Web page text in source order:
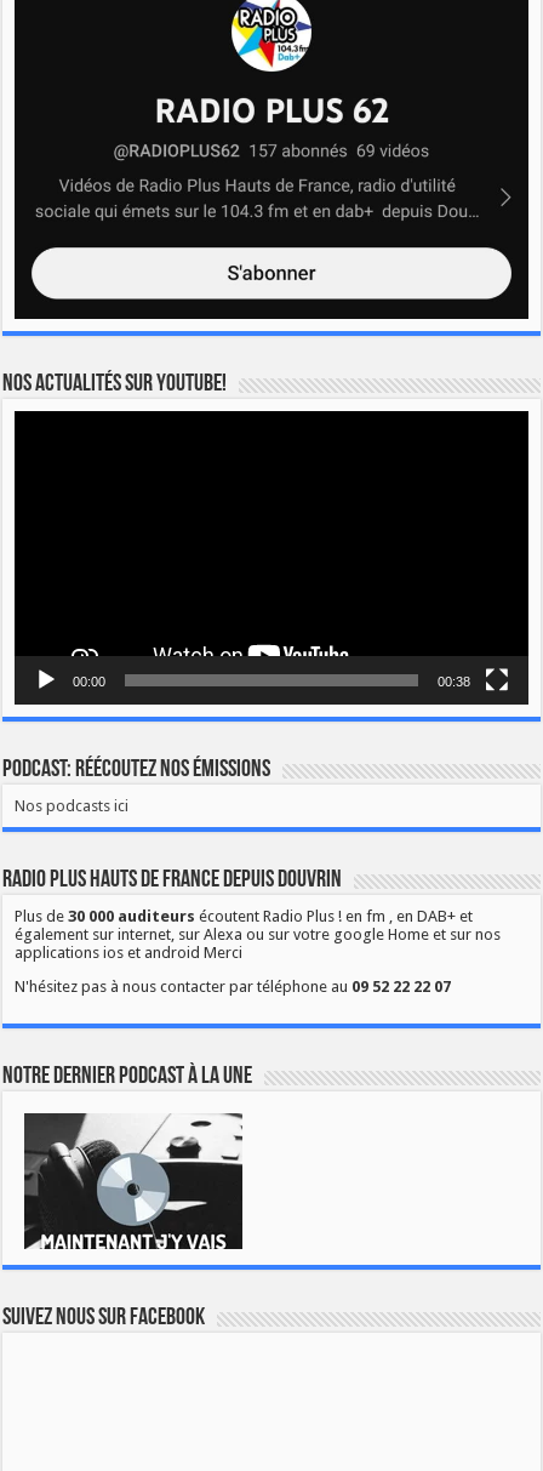
Nos actualités sur YOUTUBE!
00:00 00:38
Podcast: Réécoutez nos émissions
Nos podcasts ici
Radio Plus Hauts de France depuis Douvrin
Plus de30 000 auditeurs écoutent Radio Plus ! en fm , en DAB+ et
également sur internet, sur Alexa ou sur votre google Home et sur nos
applications ios et android Merci
N'hésitez pas à nous contacter par téléphone au 09 52 22 22 07
Notre dernier podcast à la une
Suivez nous sur Facebook